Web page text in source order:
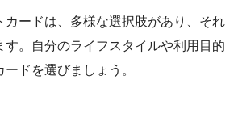
カードは、多様な選択肢があり、それ
す。自分のライフスタイルや利用目的
ドを選びましょう。